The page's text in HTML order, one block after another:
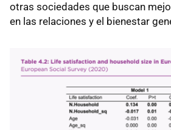
otras sociedades que buscan
en las relaciones y el bienestar